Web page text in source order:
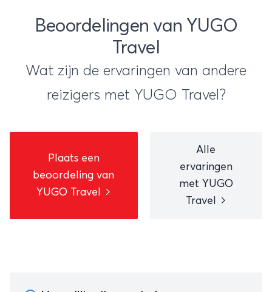
Beoordelingen van YUGO
Travel
Wat zijn de ervaringen van andere
reizigers met YUGO Travel?
Plaats een
beoordeling van
YUGO Travel
Alle
ervaringen
met YUGO
Travel